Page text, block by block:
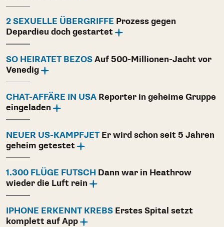
2 SEXUELLE ÜBERGRIFFE Prozess gegen
Depardieu doch gestartet
SO HEIRATET BEZOS Auf 500-Millionen-Jacht vor
Venedig
CHAT-AFFÄRE IN USA Reporter in geheime Gruppe
eingeladen
NEUER US-KAMPFJETEr wird schon seit 5 Jahren
geheim getestet
1.300 FLÜGE FUTSCH Dann war in Heathrow
wieder die Luft rein
IPHONE ERKENNT KREBS Erstes Spital setzt
komplett auf App